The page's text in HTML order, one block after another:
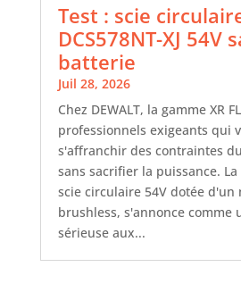
Test : scie
DCS578NT-XJ 54V
batterie
Juil 28, 2026
Chez DEWALT, la gamme XR
professionnels exigeants qui
s'affranchir des contraintes
sans sacrifier la puissance. La
scie circulaire 54V dotée d'un
brushless, s'annonce comme
sérieuse aux...